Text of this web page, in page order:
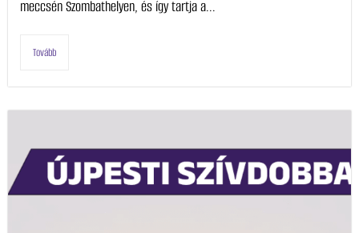
meccsén Szombathelyen, és így tartja a...
Tovább